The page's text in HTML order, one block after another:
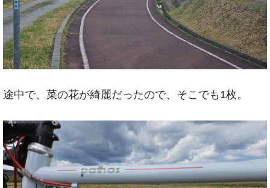
途中で、菜の花が綺麗だったので、そこでも1枚。